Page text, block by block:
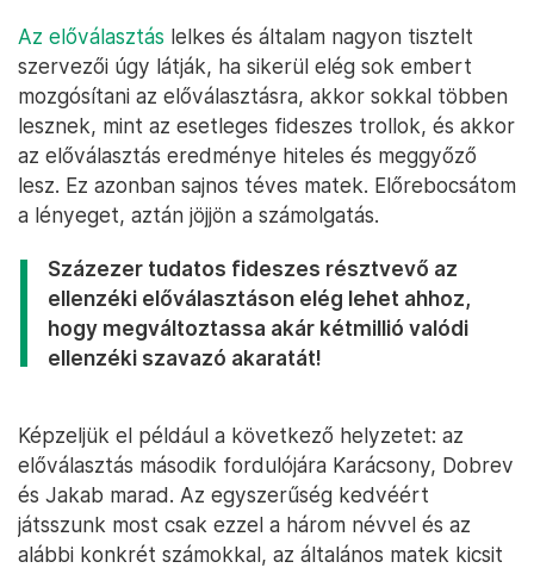
Az előválasztás lelkes és általam nagyon tisztelt
szervezői úgy látják, ha sikerül elég sok embert
mozgósítani az előválasztásra, akkor sokkal többen
lesznek, mint az esetleges fideszes trollok, és akkor
az előválasztás eredménye hiteles és meggyőző
lesz. Ez azonban sajnos téves matek. Előrebocsátom
a lényeget, aztán jöjjön a számolgatás.
Százezer tudatos fideszes résztvevő az
ellenzéki előválasztáson elég lehet ahhoz,
hogy megváltoztassa akár kétmillió valódi
ellenzéki szavazó akaratát!
Képzeljük el például a következő helyzetet: az
előválasztás második fordulójára Karácsony, Dobrev
és Jakab marad. Az egyszerűség kedvéért
játsszunk most csak ezzel a három névvel és az
alábbi konkrét számokkal, az általános matek kicsit